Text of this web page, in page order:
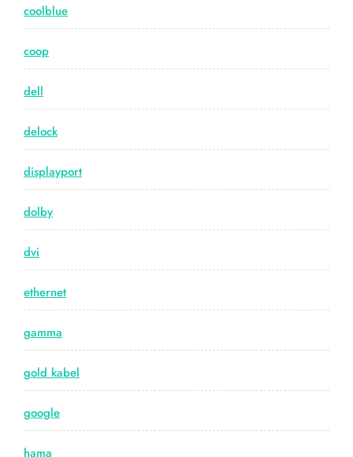
coolblue
coop
dell
delock
displayport
dolby
dvi
ethernet
gamma
gold kabel
google
hama